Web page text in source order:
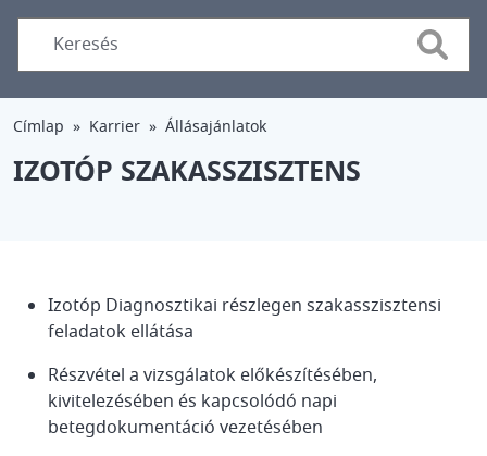
Search
Címlap Karrier Állásajánlatok
IZOTÓP SZAKASSZISZTENS
Izotóp Diagnosztikai részlegen szakasszisztensi
feladatok ellátása
Részvétel a vizsgálatok előkészítésében,
kivitelezésében és kapcsolódó napi
betegdokumentáció vezetésében